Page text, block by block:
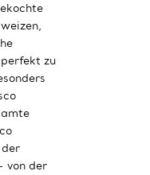
zu
von der